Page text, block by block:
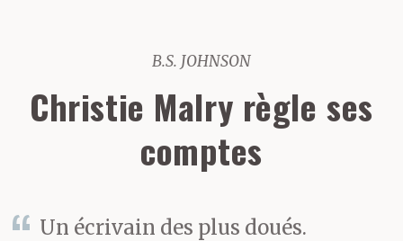
B.S. JOHNSON
Christie Malry règle ses
comptes
Un écrivain des plus doués.